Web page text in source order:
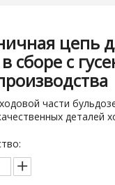
цепь
сборе с
части
деталей